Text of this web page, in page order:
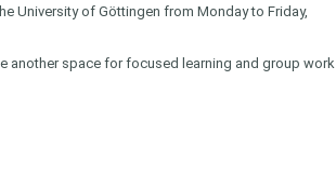
University of Göttingen from Monday to Friday,
another space for focused learning and group work